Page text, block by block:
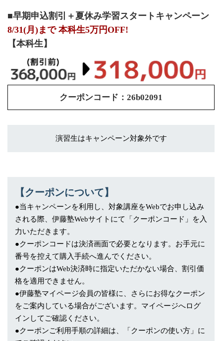
■早期申込割引＋夏休み学習スタートキャンペーン
8/31(月)まで 本科生5万円OFF!
【本科生】
クーポンコード：26b02091
演習生はキャンペーン対象外です
【クーポンについて】
●当キャンペーンを利用し、対象講座をWebでお申し込み
される際、伊藤塾Webサイトにて「クーポンコード」を入
力いただきます。
●クーポンコードは決済画面で必要となります。お手元に
番号を控えて購入手続へ進んでください。
●クーポンはWeb決済時に指定いただかない場合、割引価
格を適用できません。
●伊藤塾マイページ会員の皆様に、さらにお得なクーポン
をご案内している場合がございます。マイページへログ
インしてご確認ください。
●クーポンご利用手順の詳細は、「クーポンの使い方」に